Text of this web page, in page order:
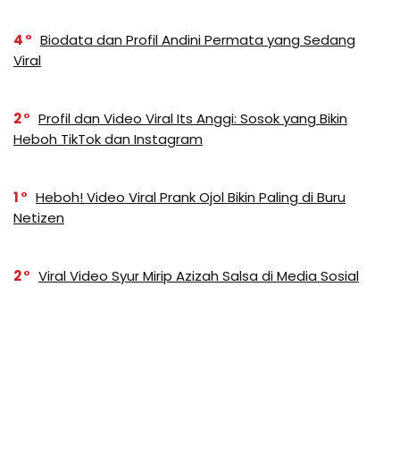
4
Biodata dan Profil Andini Permata yang Sedang
Viral
2
Profil dan Video Viral Its Anggi: Sosok yang Bikin
Heboh TikTok dan Instagram
1
Heboh! Video Viral Prank Ojol Bikin Paling di Buru
Netizen
2 Viral Video Syur Mirip Azizah Salsa di Media Sosial